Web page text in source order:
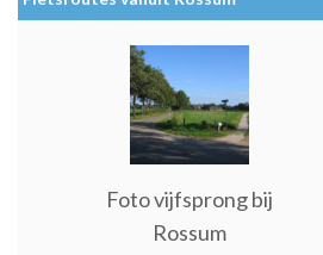
Foto vijfsprong bij
Rossum